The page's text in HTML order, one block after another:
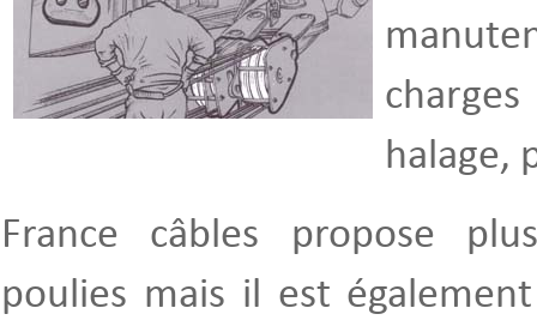
halage,
France câbles propose
poulies mais il est